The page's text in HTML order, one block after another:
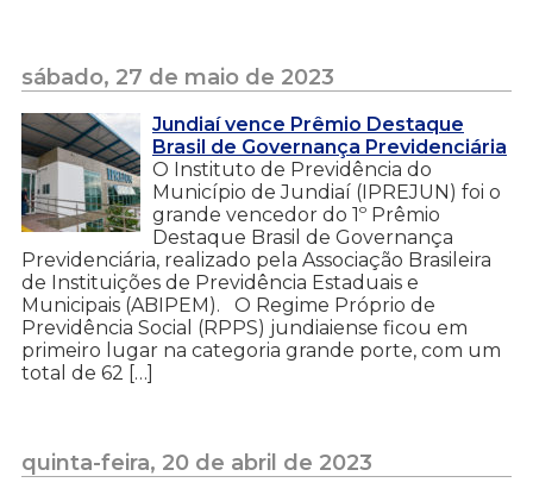
sábado, 27 de maio de 2023
Jundiaí vence Prêmio Destaque
Brasil de Governança Previdenciária
O Instituto de Previdência do
Município de Jundiaí (IPREJUN) foi o
grande vencedor do 1º Prêmio
Destaque Brasil de Governança
Previdenciária, realizado pela Associação Brasileira
de Instituições de Previdência Estaduais e
Municipais (ABIPEM). O Regime Próprio de
Previdência Social (RPPS) jundiaiense ficou em
primeiro lugar na categoria grande porte, com um
total de 62 […]
quinta-feira, 20 de abril de 2023